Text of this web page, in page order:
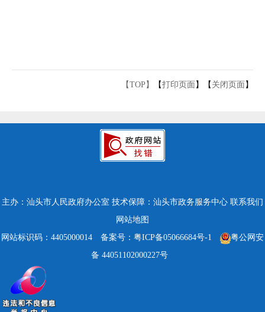
【TOP】 【打印页面 】【 关闭页面 】
主办：汕头市人民政府办公室 技术保障：汕头市政务服务中心 联系我们
网站地图
网站标识码：4405000014
备案号：粤ICP备05066684号-1
粤公网安
备 44051102000227号